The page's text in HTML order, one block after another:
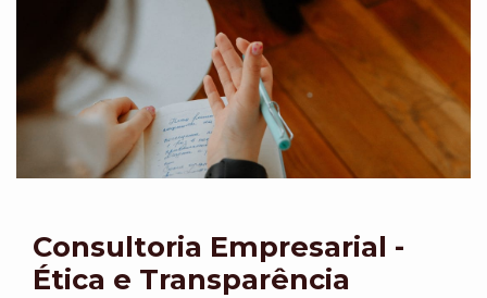
Consultoria Empresarial -
Ética e Transparência